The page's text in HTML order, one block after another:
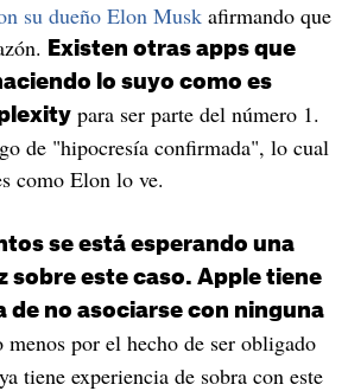
su dueño Elon Muskafirmando que
Existen otras apps que
lo suyo como es
para ser parte del número 1.
de "hipocresía confirmada", lo cual
como Elon lo ve.
se está esperando una
sobre este caso. Apple tiene
de no asociarse con ninguna
por el hecho de ser obligado
tiene experiencia de sobra con este